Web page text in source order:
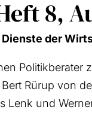
8,
der
Poli­tik­be­ra­ter
Rürup von
Lenk und